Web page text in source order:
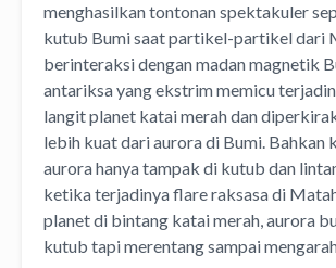
menghasilkan tontonan spektakuler
kutub Bumi saat partikel-partikel dari
berinteraksi dengan madan magnetik
antariksa yang ekstrim memicu
langit planet katai merah dan
lebih kuat dari aurora di Bumi. Bahkan
aurora hanya tampak di kutub dan
ketika terjadinya flare raksasa di
planet di bintang katai merah, aurora
kutub tapi merentang sampai